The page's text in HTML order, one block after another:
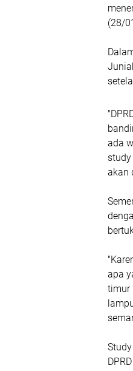
(28/
ada
akan
apa
timur